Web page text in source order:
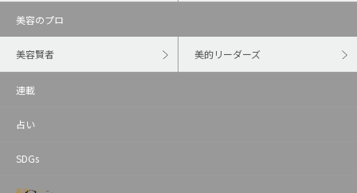
美容のプロ
美容賢者 美的リーダーズ
連載
占い
SDGs